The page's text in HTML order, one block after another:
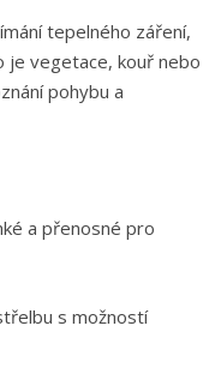
tepelného záření,
je vegetace, kouř nebo
pohybu a
a přenosné pro
s možností